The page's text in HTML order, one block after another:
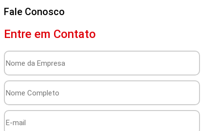
Fale Conosco
Entre em Contato